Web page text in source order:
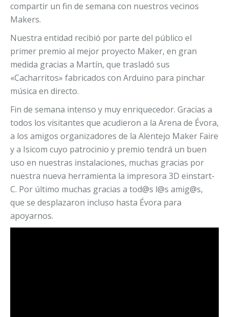
compartir un fin de semana con nuestros vecinos
Makers.
Nuestra entidad recibió por parte del público el
primer premio al mejor proyecto Maker, en gran
medida gracias a Martín, que trasladó sus
«Cacharritos» fabricados con Arduino para pinchar
música en directo.
Fin de semana intenso y muy enriquecedor. Gracias a
todos los visitantes que acudieron a la Arena de Évora,
a los amigos organizadores de la Alentejo Maker Faire
y a Isicom cuyo patrocinio y premio tendrá un buen
uso en nuestras instalaciones, muchas gracias por
nuestra nueva herramienta la impresora 3D einstart-
C. Por último muchas gracias a tod@s l@s amig@s,
que se desplazaron incluso hasta Évora para
apoyarnos.